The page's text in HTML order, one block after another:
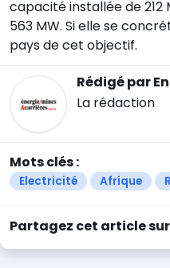
capacité installée de
563 MW. Si elle se
pays de cet objectif.
Rédigé par
La rédaction
Mots clés :
Electricité Afrique
Partagez cet article